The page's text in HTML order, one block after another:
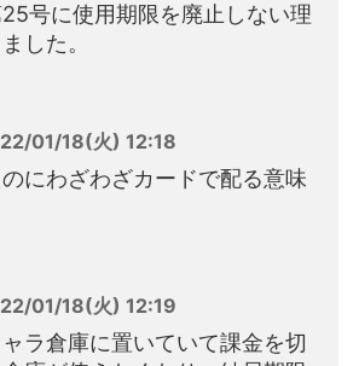
号に使用期限を廃止しない理
した。
01/18(火) 12:18
にわざわざカードで配る意味
01/18(火) 12:19
ラ倉庫に置いていて課金を切